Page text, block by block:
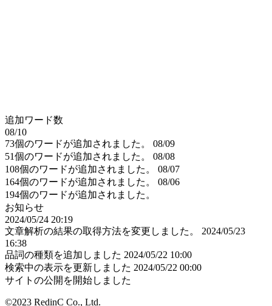
追加ワード数
08/10
73個のワードが追加されました。
08/09
51個のワードが追加されました。
08/08
108個のワードが追加されました。
08/07
164個のワードが追加されました。
08/06
194個のワードが追加されました。
お知らせ
2024/05/24 20:19
文章解析の結果の取得方法を変更しました。
2024/05/23
16:38
品詞の種類を追加しました 2024/05/22 10:00
検索中の表示を更新しました 2024/05/22 00:00
サイトの公開を開始しました
©2023 RedinC Co., Ltd.